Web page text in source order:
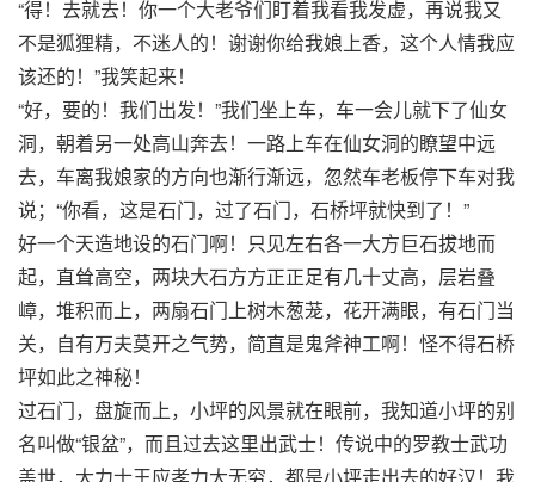
“得！去就去！你一个大老爷们盯着我看我发虚，再说我又
不是狐狸精，不迷人的！谢谢你给我娘上香，这个人情我应
该还的！”我笑起来！
“好，要的！我们出发！”我们坐上车，车一会儿就下了仙女
洞，朝着另一处高山奔去！一路上车在仙女洞的瞭望中远
去，车离我娘家的方向也渐行渐远，忽然车老板停下车对我
说；“你看，这是石门，过了石门，石桥坪就快到了！”
好一个天造地设的石门啊！只见左右各一大方巨石拔地而
起，直耸高空，两块大石方方正正足有几十丈高，层岩叠
嶂，堆积而上，两扇石门上树木葱茏，花开满眼，有石门当
关，自有万夫莫开之气势，简直是鬼斧神工啊！怪不得石桥
坪如此之神秘！
过石门，盘旋而上，小坪的风景就在眼前，我知道小坪的别
名叫做“银盆”，而且过去这里出武士！传说中的罗教士武功